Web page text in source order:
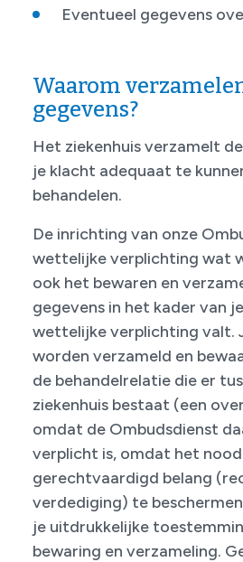
Eventueel gegevens
Waarom
gegevens?
Het ziekenhuis verzamelt
je klacht adequaat te
behandelen.
De inrichting van onze
wettelijke verplichting wat
ook het bewaren en
gegevens in het kader van
wettelijke verplichting valt.
worden verzameld en
de behandelrelatie die er
ziekenhuis bestaat (een
omdat de Ombudsdienst
verplicht is, omdat het
gerechtvaardigd belang
verdediging) te
je uitdrukkelijke
bewaring en verzameling.